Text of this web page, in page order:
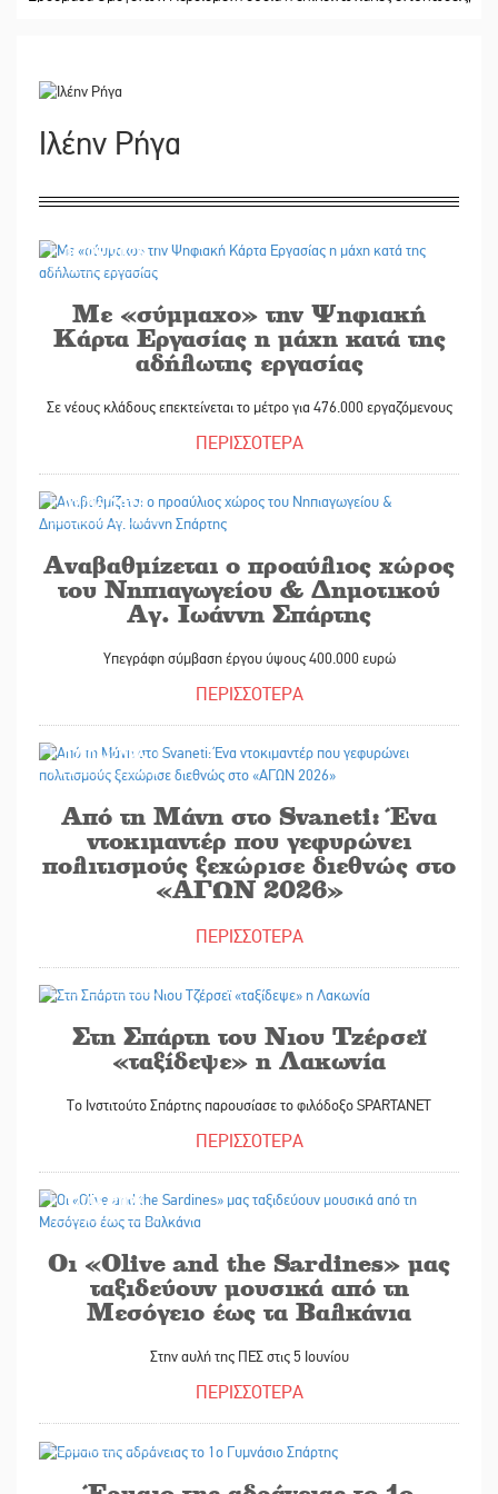
Ιλέην Ρήγα
04/06/2026
Με «σύμμαχο» την Ψηφιακή
Κάρτα Εργασίας η μάχη κατά της
αδήλωτης εργασίας
Σε νέους κλάδους επεκτείνεται το μέτρο για 476.000 εργαζόμενους
ΠΕΡΙΣΣΟΤΕΡΑ
02/06/2026
Αναβαθμίζεται ο προαύλιος χώρος
του Νηπιαγωγείου & Δημοτικού
Αγ. Ιωάννη Σπάρτης
Υπεγράφη σύμβαση έργου ύψους 400.000 ευρώ
ΠΕΡΙΣΣΟΤΕΡΑ
02/06/2026
Από τη Μάνη στο Svaneti: Ένα
ντοκιμαντέρ που γεφυρώνει
πολιτισμούς ξεχώρισε διεθνώς στο
«ΑΓΩΝ 2026»
ΠΕΡΙΣΣΟΤΕΡΑ
Στη Σπάρτη του Νιου Τζέρσεϊ
«ταξίδεψε» η Λακωνία
Το Ινστιτούτο Σπάρτης παρουσίασε το φιλόδοξο SPARTANET
ΠΕΡΙΣΣΟΤΕΡΑ
02/06/2026
Οι «Olive and the Sardines» μας
ταξιδεύουν μουσικά από τη
Μεσόγειο έως τα Βαλκάνια
Στην αυλή της ΠΕΣ στις 5 Ιουνίου
ΠΕΡΙΣΣΟΤΕΡΑ